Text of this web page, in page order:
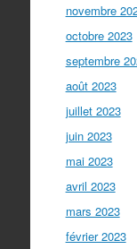
novembre
octobre 2023
septembre
août 2023
juillet 2023
juin 2023
mai 2023
avril 2023
mars 2023
février 2023